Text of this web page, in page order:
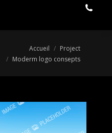
Accueil
Project
Moderm logo consepts